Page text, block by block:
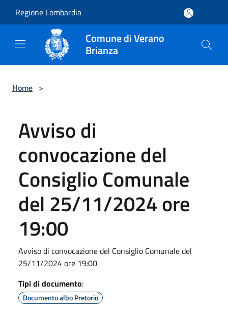
Regione Lombardia
Comune di Verano
Brianza
Home >
Avviso di
convocazione del
Consiglio Comunale
del 25/11/2024 ore
19:00
Avviso di convocazione del Consiglio Comunale del
25/11/2024 ore 19:00
Tipi di documento:
Documento albo Pretorio